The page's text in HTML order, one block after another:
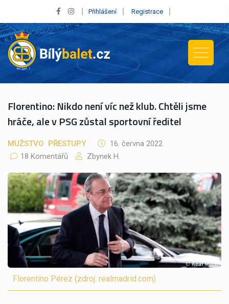
Přihlášení Registrace
Florentino: Nikdo není víc než klub. Chtěli jsme
hráče, ale v PSG zůstal sportovní ředitel
MUŽSTVO PŘESTUPY
16. června 2022
18 Komentářů
Zbynek H.
Florentino Pérez (zdroj: realmadrid.com)